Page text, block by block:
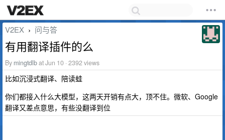
V2EX › 问与答
有用翻译插件的么
By mingtdlbat Jun 10 · 2392 views
比如沉浸式翻译、陪读蛙
你们都接入什么大模型，这两天开销有点大，顶不住。微软、Google
翻译又差点意思，有些没翻译到位